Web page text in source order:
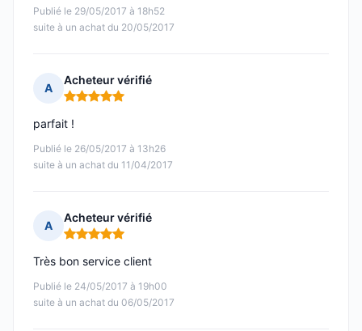
Publié le 29/05/2017 à 18h52
suite à un achat du 20/05/2017
A
Acheteur vérifié
Note : 5 sur 5
Publié le 26/05/2017 à 13h26
suite à un achat du 11/04/2017
parfait !
A
Acheteur vérifié
Note : 5 sur 5
Publié le 24/05/2017 à 19h00
suite à un achat du 06/05/2017
Très bon service client